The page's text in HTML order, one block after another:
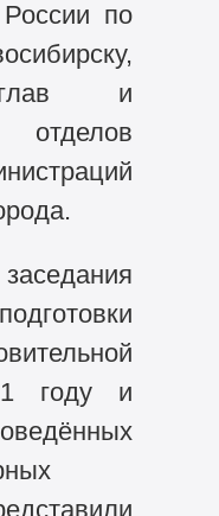
по
глав и
году и